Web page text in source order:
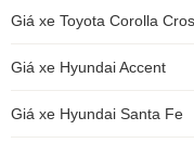
Giá xe Toyota Corolla
Giá xe Hyundai Accent
Giá xe Hyundai Santa Fe